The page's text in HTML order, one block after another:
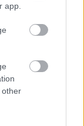
app.
other